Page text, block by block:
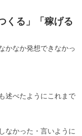
くる」「稼げる
かなか発想できなかっ
述べたようにこれまで
なかった・言いように